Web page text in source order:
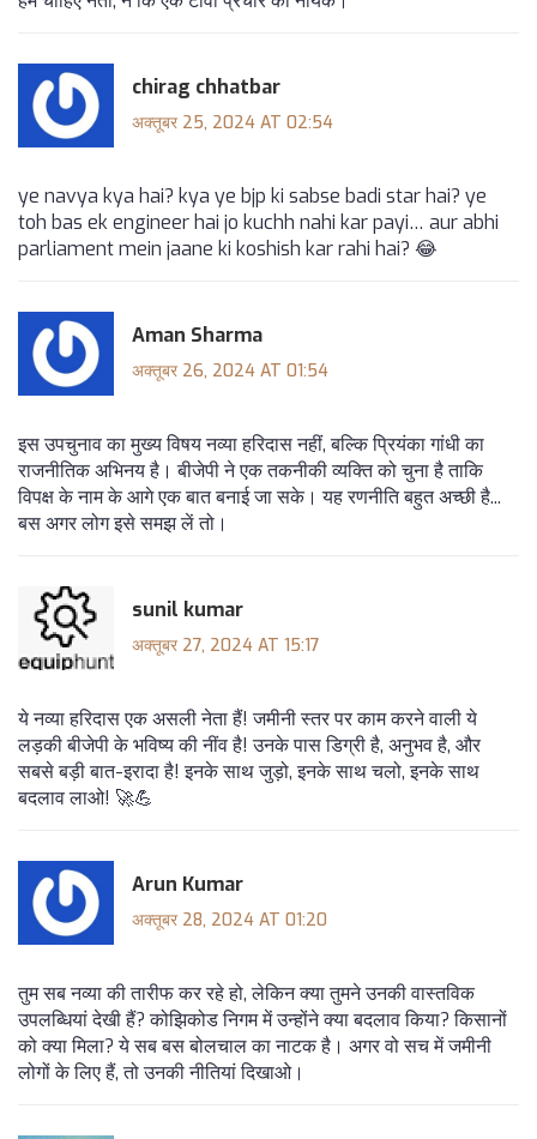
chirag chhatbar
अक्तूबर 25, 2024 AT 02:54
ye navya kya hai? kya ye bjp ki sabse badi star hai? ye
toh bas ek engineer hai jo kuchh nahi kar payi… aur abhi
parliament mein jaane ki koshish kar rahi hai? 😂
Aman Sharma
अक्तूबर 26, 2024 AT 01:54
इस उपचुनाव का मुख्य विषय नव्या हरिदास नहीं, बल्कि प्रियंका गांधी का
राजनीतिक अभिनय है। बीजेपी ने एक तकनीकी व्यक्ति को चुना है ताकि
विपक्ष के नाम के आगे एक बात बनाई जा सके। यह रणनीति बहुत अच्छी है...
बस अगर लोग इसे समझ लें तो।
sunil kumar
अक्तूबर 27, 2024 AT 15:17
ये नव्या हरिदास एक असली नेता हैं! जमीनी स्तर पर काम करने वाली ये
लड़की बीजेपी के भविष्य की नींव है! उनके पास डिग्री है, अनुभव है, और
सबसे बड़ी बात-इरादा है! इनके साथ जुड़ो, इनके साथ चलो, इनके साथ
बदलाव लाओ! 🚀💪
Arun Kumar
अक्तूबर 28, 2024 AT 01:20
तुम सब नव्या की तारीफ कर रहे हो, लेकिन क्या तुमने उनकी वास्तविक
उपलब्धियां देखी हैं? कोझिकोड निगम में उन्होंने क्या बदलाव किया? किसानों
को क्या मिला? ये सब बस बोलचाल का नाटक है। अगर वो सच में जमीनी
लोगों के लिए हैं, तो उनकी नीतियां दिखाओ।